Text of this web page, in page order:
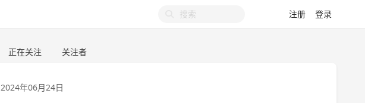
注册 登录
正在关注 关注者
2024年06月24日